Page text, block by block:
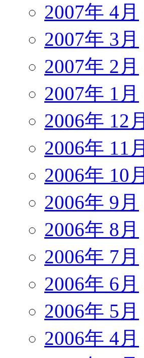
2007年 4月
2007年 3月
2007年 2月
2007年 1月
2006年 12月
2006年 11月
2006年 10月
2006年 9月
2006年 8月
2006年 7月
2006年 6月
2006年 5月
2006年 4月